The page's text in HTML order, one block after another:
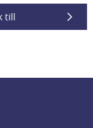
till